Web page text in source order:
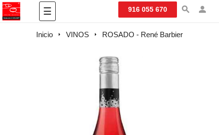
Navegación
de
palanca
☰ 916 055 670
Inicio VINOS ROSADO - René Barbier